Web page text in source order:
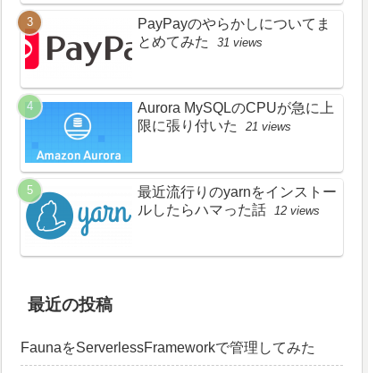
PayPayのやらかしについてま
とめてみた
31 views
Aurora MySQLのCPUが急に上
限に張り付いた
21 views
最近流行りのyarnをインストー
ルしたらハマった話
12 views
最近の投稿
FaunaをServerlessFrameworkで管理してみた